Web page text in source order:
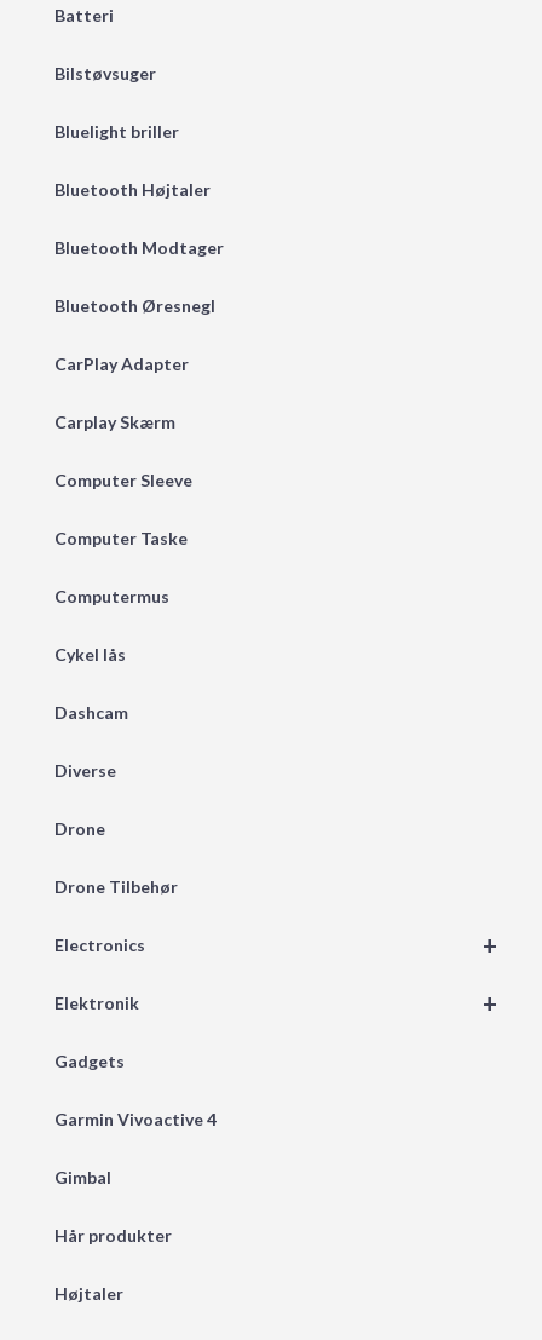
Batteri
Bilstøvsuger
Bluelight briller
Bluetooth Højtaler
Bluetooth Modtager
Bluetooth Øresnegl
CarPlay Adapter
Carplay Skærm
Computer Sleeve
Computer Taske
Computermus
Cykel lås
Dashcam
Diverse
Drone
Drone Tilbehør
+
Electronics
+
Elektronik
Gadgets
Garmin Vivoactive 4
Gimbal
Hår produkter
Højtaler